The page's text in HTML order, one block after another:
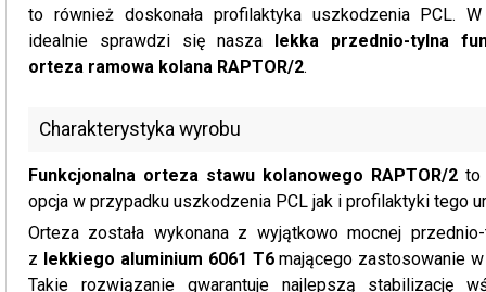
to również doskonała profilaktyka uszkodzenia PCL.
idealnie sprawdzi się nasza lekka przednio-tylna
orteza ramowa kolana RAPTOR/2.
Charakterystyka wyrobu
Funkcjonalna orteza stawu kolanowego RAPTOR/2 to
opcja w przypadku uszkodzenia PCL jak i profilaktyki tego
Orteza została wykonana z wyjątkowo mocnej
z lekkiego aluminium 6061 T6mającego zastosowanie
Takie rozwiązanie gwarantuje najlepszą stabilizację